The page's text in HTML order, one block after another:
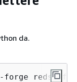
da.
forge